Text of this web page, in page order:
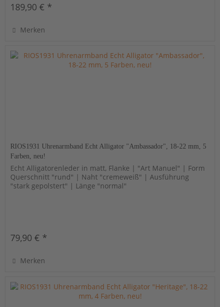
189,90 € *
Merken
RIOS1931 Uhrenarmband Echt Alligator "Ambassador", 18-22 mm, 5
Farben, neu!
Echt Alligatorenleder in matt, Flanke | "Art Manuel" | Form
Querschnitt "rund" | Naht "cremeweiß" | Ausführung
"stark gepolstert" | Länge "normal"
79,90 € *
Merken